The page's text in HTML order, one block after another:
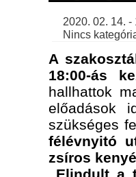
Nincs
A
18:00-ás
hallhattok
előadások
szükséges
félévnyitó
zsíros
Elindult a